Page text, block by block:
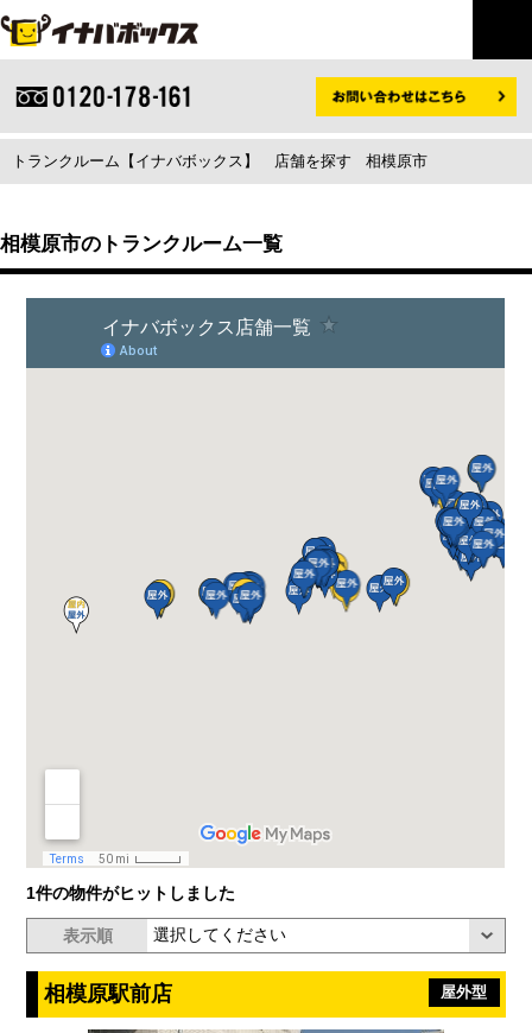
トランクルーム【イナバボックス】 店舗を探す 相模原市
相模原市のトランクルーム一覧
1件の物件がヒットしました
表示順
相模原駅前店 屋外型